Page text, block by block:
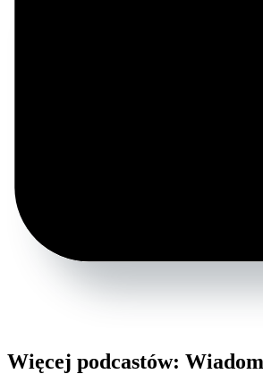
Więcej podcastów: